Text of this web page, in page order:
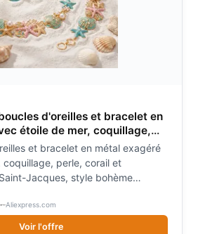
d'oreilles et bracelet en
étoile de mer, coquillage,
coquille Saint-
océanique, avec fermoir
et bracelet en métal exagéré
coquillage, perle, corail et
Jacques, style bohème
Aliexpress.com
Voir l'offre